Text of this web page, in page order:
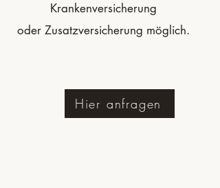
Krankenversicherung
oder Zusatzversicherung möglich.
Hier anfragen